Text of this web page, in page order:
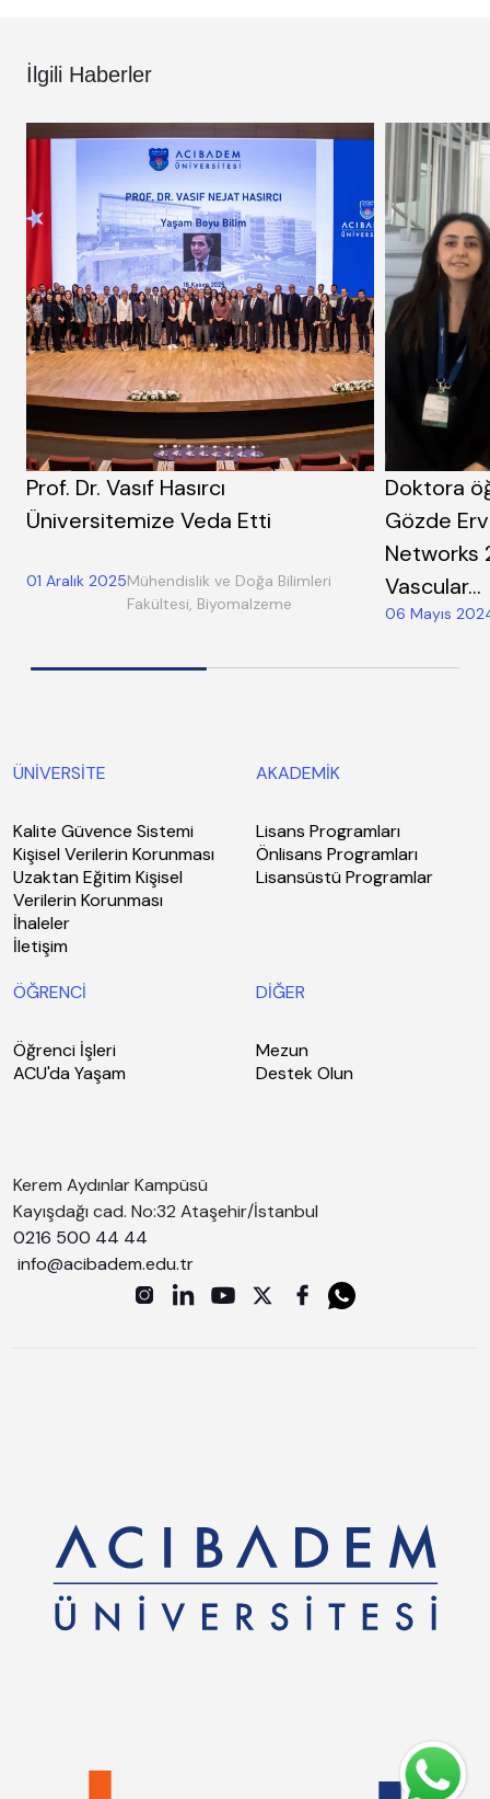
İlgili Haberler
Prof. Dr. Vasıf Hasırcı
Üniversitemize Veda Etti
01 Aralık 2025Mühendislik ve Doğa Bilimleri
Fakültesi, Biyomalzeme
Doktora
Gözde
Networks
Vascular…
06 Mayıs
ÜNİVERSİTE
Kalite Güvence Sistemi
Kişisel Verilerin Korunması
Uzaktan Eğitim Kişisel
Verilerin Korunması
İhaleler
İletişim
AKADEMİK
Lisans Programları
Önlisans Programları
Lisansüstü Programlar
ÖĞRENCİ
Öğrenci İşleri
ACU'da Yaşam
DİĞER
Mezun
Destek Olun
Kerem Aydınlar Kampüsü
Kayışdağı cad. No:32 Ataşehir/İstanbul
0216 500 44 44
info@acibadem.edu.tr